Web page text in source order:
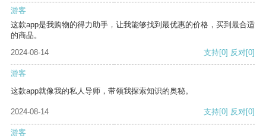
游客
这款app是我购物的得力助手，让我能够找到最优惠的价格，买到最合适
的商品。
2024-08-14
支持[0] 反对[0]
游客
这款app就像我的私人导师，带领我探索知识的奥秘。
2024-08-14 支持[0] 反对[0]
游客